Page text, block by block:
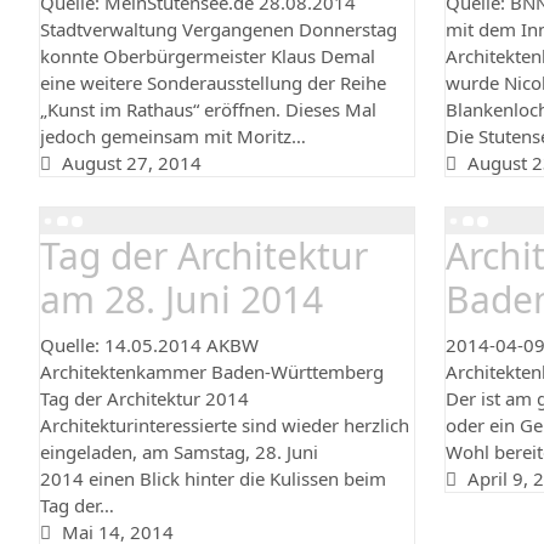
Stadtverwaltung Vergangenen Donnerstag
konnte Oberbürgermeister Klaus Demal
eine weitere Sonderausstellung der Reihe
„Kunst im Rathaus“ eröffnen. Dieses Mal
jedoch gemeinsam mit Moritz…
August 27, 2014
mit dem
wurde
Die
August
Tag der Architektur
am 28. Juni 2014
Quelle: 14.05.2014 AKBW
Architektenkammer Baden-Württemberg
Tag der Architektur 2014
Architekturinteressierte sind wieder herzlich
eingeladen, am Samstag, 28. Juni
2014 einen Blick hinter die Kulissen beim
Tag der…
Mai 14, 2014
2014-04-
Der ist am
oder ein
Wohl
April 9,